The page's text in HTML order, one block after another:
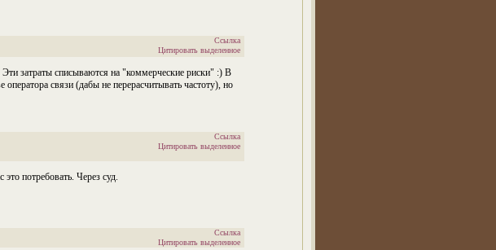
Ссылка
Цитировать выделенное
Эти затраты списываются на "коммерческие риски" :) В
связи (дабы не перерасчитывать частоту), но
Ссылка
Цитировать выделенное
потребовать. Через суд.
Ссылка
Цитировать выделенное